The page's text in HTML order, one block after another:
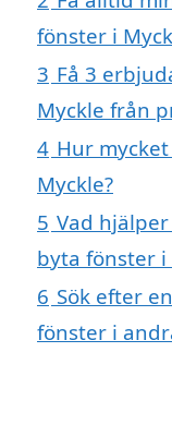
fönster i
3 Få 3
Myckle från
4 Hur
Myckle?
5 Vad
byta fönster i
6 Sök efter
fönster i